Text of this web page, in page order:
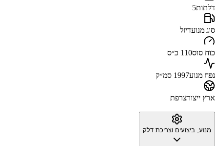
דלתות5
סוג מנועדיזל
כוח סוס110 כ״ס
נפח מנוע1997 סמ״ק
ארץ ייצורצרפת
מנוע, ביצועים וצריכת דלק